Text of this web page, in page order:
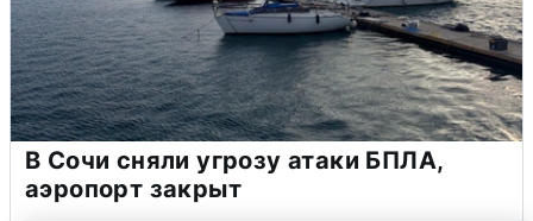
В Сочи сняли угрозу атаки БПЛА,
аэропорт закрыт